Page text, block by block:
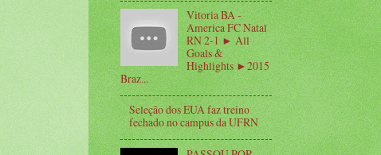
Vitoria BA -
America FC Natal
RN 2-1 ► All
Goals &
Highlights ►2015
Braz...
Seleção dos EUA faz treino
fechado no campus da UFRN